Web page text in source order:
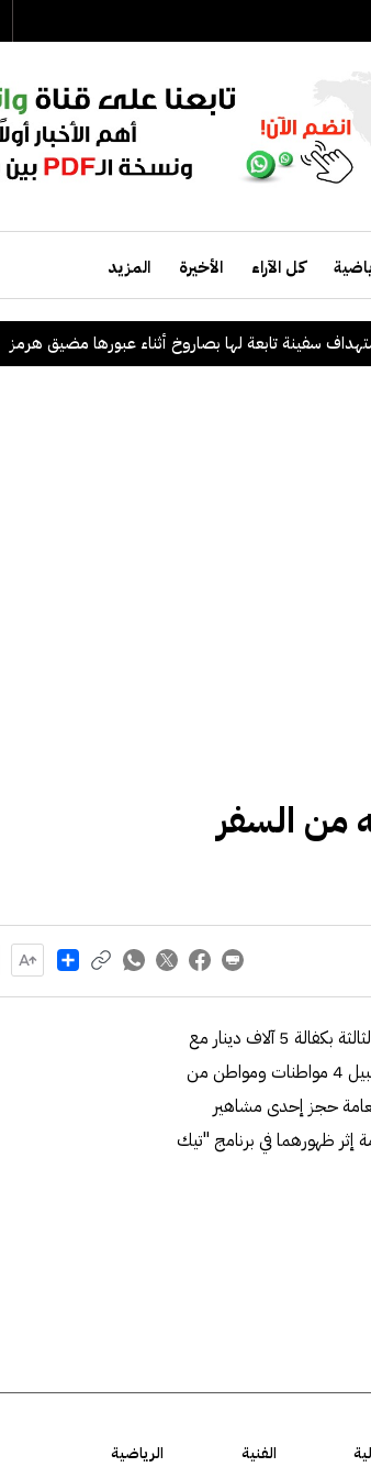
كل الآراء الأخيرة المزيد
سفينة تابعة لها بصاروخ أثناء عبورها مضيق هرمز .
من السفر
Share
قرَّرَ النائب العام المستشار سعد الصفران، أمس، إخلاء سبيل مرشح الدائرة الثالثة بكفالة 5 آلاف دينار مع
منعه من السفر في قضية شراء الأصوات.كما قرَّر المستشار الصفران، إخلاء سبيل 4 مواطنات ومواطن من
العامة حجز إحدى مشاهير
إثر ظهورهما في برنامج "تيك
الفنية
الرياضية